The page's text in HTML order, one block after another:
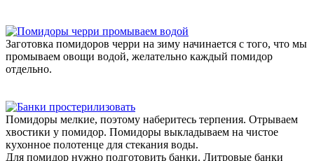
Заготовка помидоров черри на зиму начинается с того, что мы
промываем овощи водой, желательно каждый помидор
отдельно.
Помидоры мелкие, поэтому наберитесь терпения. Отрываем
хвостики у помидор. Помидоры выкладываем на чистое
кухонное полотенце для стекания воды.
Для помидор нужно подготовить банки. Литровые банки